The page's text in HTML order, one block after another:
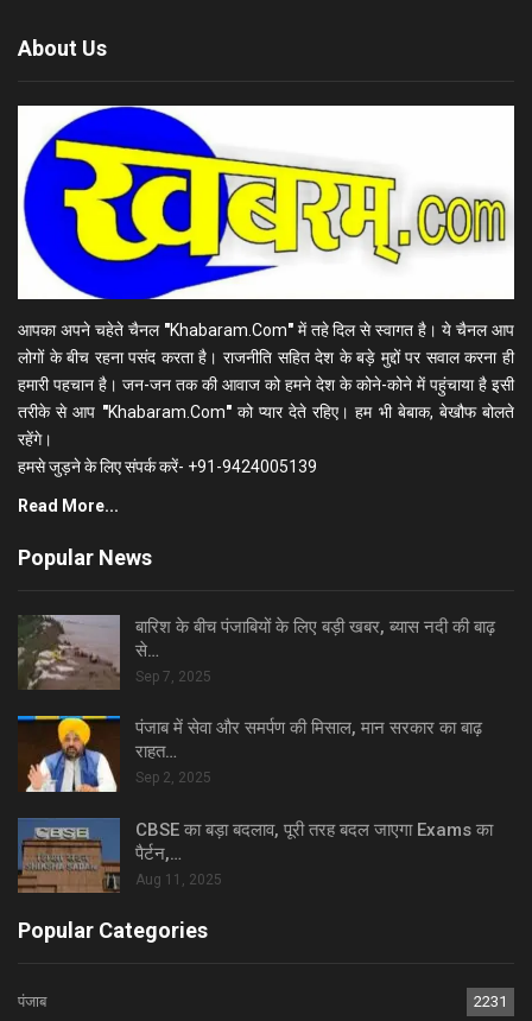
About Us
आपका अपने चहेते चैनल "Khabaram.Com"में तहे दिल से स्वागत है। ये चैनल आप
लोगों के बीच रहना पसंद करता है। राजनीति सहित देश के बड़े मुद्दों पर सवाल करना ही
हमारी पहचान है। जन-जन तक की आवाज को हमने देश के कोने-कोने में पहुंचाया है इसी
तरीके से आप "Khabaram.Com"को प्यार देते रहिए। हम भी बेबाक, बेखौफ बोलते
रहेंगे।
हमसे जुड़ने के लिए संपर्क करें- +91-9424005139
Read More...
Popular News
बारिश के बीच पंजाबियों के लिए बड़ी खबर, ब्यास नदी की बाढ़
से…
Sep 7, 2025
पंजाब में सेवा और समर्पण की मिसाल, मान सरकार का बाढ़
राहत…
Sep 2, 2025
CBSE का बड़ा बदलाव, पूरी तरह बदल जाएगा Exams का
पैर्टन,…
Aug 11, 2025
Popular Categories
पंजाब 2231